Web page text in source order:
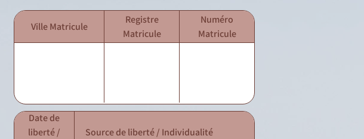
Ville Matricule
Registre
Matricule
Numéro
Matricule
Date de
liberté /
Source de liberté / Individualité